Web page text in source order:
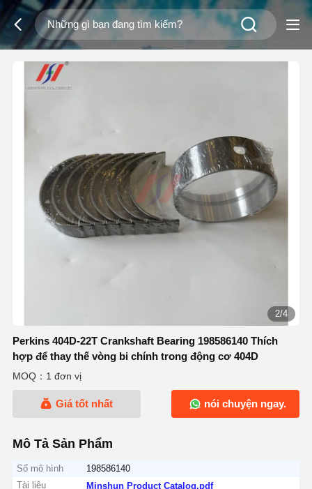
2/4
Perkins 404D-22T Crankshaft Bearing 198586140 Thích
hợp để thay thế vòng bi chính trong động cơ 404D
MOQ：1 đơn vị
Giá tốt nhất nói chuyện ngay.
Mô Tả Sản Phẩm
Số mô hình
198586140
Tài liệu
Minshun Product Catalog.pdf